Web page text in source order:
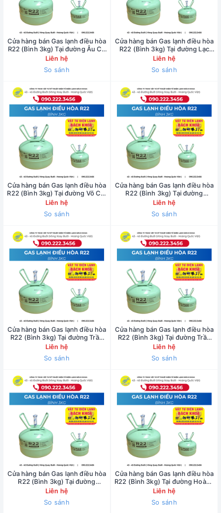
Cửa hàng bán Gas lạnh điều hòa
R22 (Bình 3kg) Tại đường Âu Cơ
- 0902223456
Liên hệ
So sánh
Cửa hàng bán Gas lạnh điều hòa
R22 (Bình 3kg) Tại đường Lạc
Long Quân - 0902223456
Liên hệ
So sánh
Cửa hàng bán Gas lạnh điều hòa
R22 (Bình 3kg) Tại đường Võ Chí
Công - 0902223456
Liên hệ
So sánh
Cửa hàng bán Gas lạnh điều hòa
R22 (Bình 3kg) Tại đường
Nguyễn Văn Huyên -
0902223456
Liên hệ
So sánh
Cửa hàng bán Gas lạnh điều hòa
R22 (Bình 3kg) Tại đường Trần
Thái Tông - 0902223456
Liên hệ
So sánh
Cửa hàng bán Gas lạnh điều hòa
R22 (Bình 3kg) Tại đường Trần
Thái Tông - 0902223456
Liên hệ
So sánh
Cửa hàng bán Gas lạnh điều hòa
R22 (Bình 3kg) Tại đường
Nguyễn Phong Sắc -
0902223456
Liên hệ
So sánh
Cửa hàng bán Gas lạnh điều hòa
R22 (Bình 3kg) Tại đường Hoàng
Quốc Việt - 0902223456
Liên hệ
So sánh